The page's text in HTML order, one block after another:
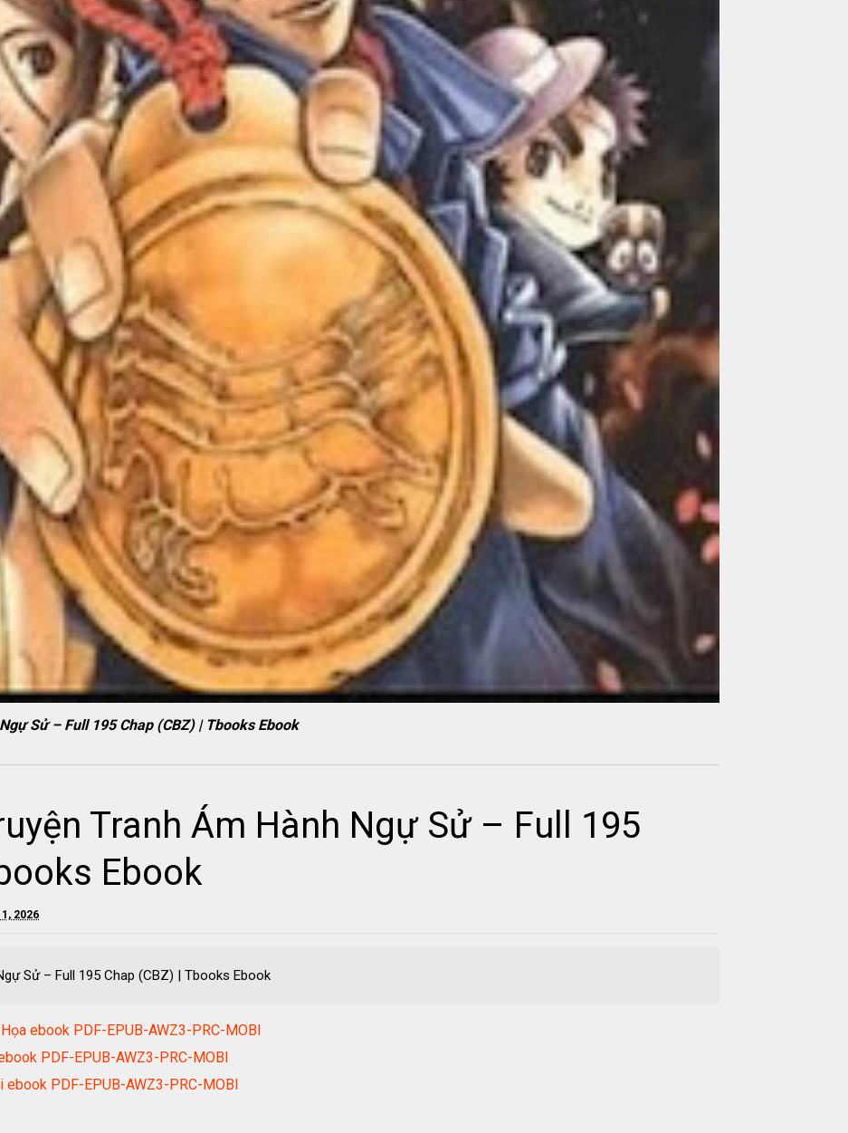
Sử – Full 195 Chap (CBZ) | Tbooks Ebook
Tranh Ám Hành Ngự Sử – Full 195
Ebook
2026
Sử – Full 195 Chap (CBZ) | Tbooks Ebook
ebook PDF-EPUB-AWZ3-PRC-MOBI
PDF-EPUB-AWZ3-PRC-MOBI
PDF-EPUB-AWZ3-PRC-MOBI